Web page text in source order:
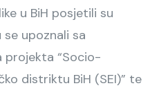
u BiH posjetili su
upoznali sa
projekta “Socio-
distriktu BiH (SEI)” te